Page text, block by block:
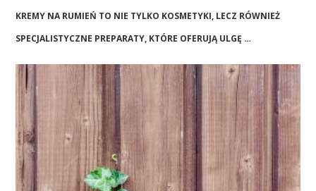
KREMY NA RUMIEŃ TO NIE TYLKO KOSMETYKI, LECZ RÓWNIEŻ
SPECJALISTYCZNE PREPARATY, KTÓRE OFERUJĄ ULGĘ …